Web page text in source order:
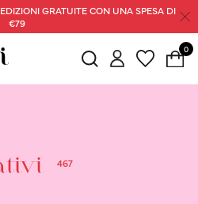
GRATUITE CON UNA SPESA DI
€79
0
467